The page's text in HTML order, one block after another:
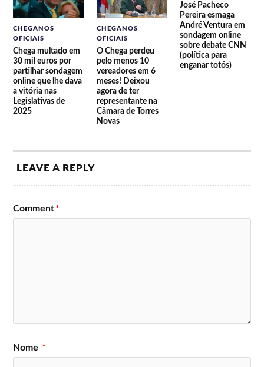
CHEGANOS
OFICIAIS
Chega multado em
30 mil euros por
partilhar sondagem
online que lhe dava
a vitória nas
Legislativas de
2025
CHEGANOS
OFICIAIS
O Chega perdeu
pelo menos 10
vereadores em 6
meses! Deixou
agora de ter
representante na
Câmara de Torres
Novas
José Pacheco
Pereira esmaga
André Ventura em
sondagem online
sobre debate CNN
(política para
enganar totós)
LEAVE A REPLY
Comment*
Nome *